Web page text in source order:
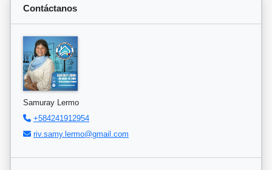
Contáctanos
Samuray Lermo
+584241912954
riv.samy.lermo@gmail.com